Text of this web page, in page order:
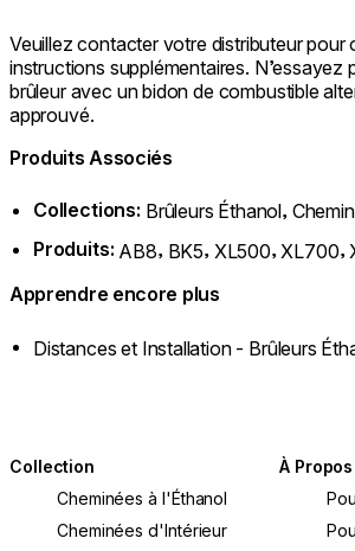
Veuillez contacter votre distributeur pour
instructions supplémentaires. N’essayez
brûleur avec un bidon de combustible
approuvé.
Produits Associés
Collections: Brûleurs Éthanol,
Produits: AB8, BK5, XL500, XL700,
Apprendre encore plus
Distances et Installation - Brûleurs
Collection
Cheminées à l'Éthanol
Cheminées d'Intérieur
À Propos